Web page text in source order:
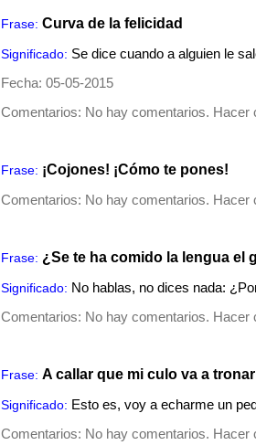
Frase: Curva de la felicidad
Significado: Se dice cuando a alguien le
Fecha: 05-05-2015
Comentarios: No hay comentarios. Hacer
Frase: ¡Cojones! ¡Cómo te pones!
Comentarios: No hay comentarios. Hacer
Frase: ¿Se te ha comido la lengua el
Significado: No hablas, no dices nada:
Comentarios: No hay comentarios. Hacer
Frase: A callar que mi culo va a tronar
Significado: Esto es, voy a echarme un
Comentarios: No hay comentarios. Hacer